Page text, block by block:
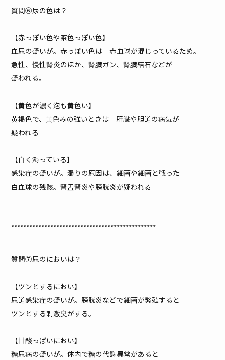
質問⑥尿の色は？
【赤っぽい色や茶色っぽい色】
血尿の疑いが。赤っぽい色は 赤血球が混じっているため。
急性、慢性腎炎のほか、腎臓ガン、腎臓結石などが
疑われる。
【黄色が濃く泡も黄色い】
黄褐色で、黄色みの強いときは 肝臓や胆道の病気が
疑われる
【白く濁っている】
感染症の疑いが。濁りの原因は、細菌や細菌と戦った
白血球の残骸。腎盂腎炎や膀胱炎が疑われる
************************************************
質問⑦尿のにおいは？
【ツンとするにおい】
尿道感染症の疑いが。膀胱炎などで細菌が繁殖すると
ツンとする刺激臭がする。
【甘酸っぱいにおい】
糖尿病の疑いが。体内で糖の代謝異常があると